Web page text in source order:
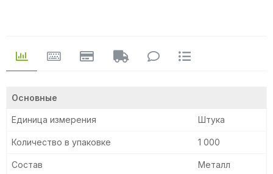
Основные
Единица измерения Штука
Количество в упаковке 1 000
Состав Металл